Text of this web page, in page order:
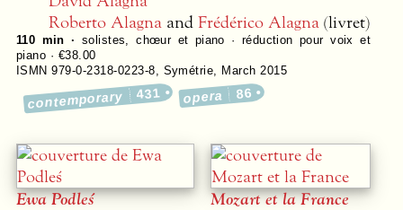
Roberto Alagna and Frédérico Alagna (livret)
110 min · solistes, chœur et piano · réduction pour voix et
piano · €38.00
ISMN 979-0-2318-0223-8
Symétrie March 2015
contemporary 431 opera 86
Ewa Podleś Mozart et la France